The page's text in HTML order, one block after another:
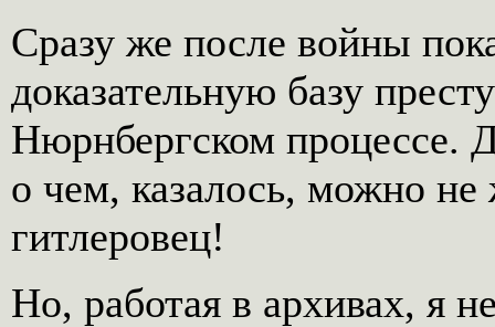
Сразу же после войны
доказательную базу
Нюрнбергском процессе.
о чем, казалось, можно
гитлеровец!
Но, работая в архивах, я